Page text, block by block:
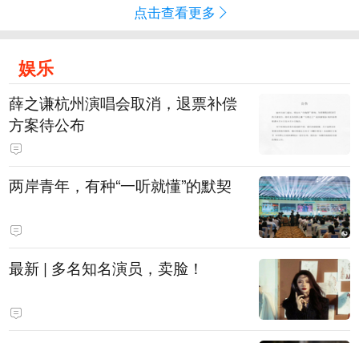
点击查看更多
娱乐
薛之谦杭州演唱会取消，退票补偿
方案待公布
两岸青年，有种“一听就懂”的默契
最新 | 多名知名演员，卖脸！